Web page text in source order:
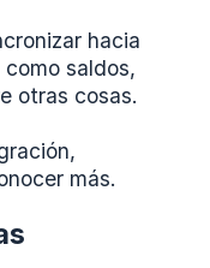
hacia
saldos,
otras cosas.
más.